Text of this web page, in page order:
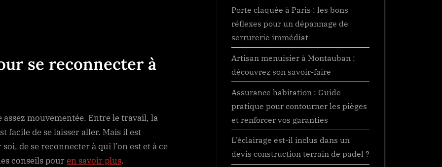
se reconnecter à
mouvementée. Entre le travail, la
facile de se laisser aller. Mais il est
de se reconnecter à qui l’on est et à ce
conseils pouren savoir plus.
Porte claquée à Paris : les bons
réflexes pour un dépannage de
serrurerie immédiat
Artisan menuisier à Montauban :
découvrez son savoir-faire
Assurance habitation : Guide
pratique pour contourner les pièges
et renforcer vos garanties
L’éclairage est-il inclus dans un
devis construction terrain de padel ?